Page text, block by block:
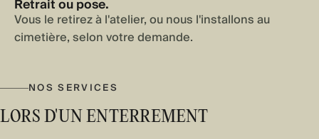
Retrait ou pose.
Vous le retirez à l'atelier, ou nous l'installons au
cimetière, selon votre demande.
NOS SERVICES
LORS D'UN ENTERREMENT